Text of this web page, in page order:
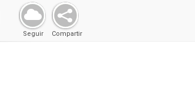
Compartir
Seguir